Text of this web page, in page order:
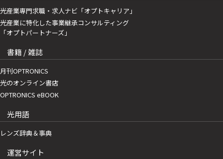
光産業専門求職・求人ナビ「オプトキャリア」
光産業に特化した事業継承コンサルティング
「オプトパートナーズ」
書籍 / 雑誌
月刊OPTRONICS
光のオンライン書店
OPTRONICS eBOOK
光用語
レンズ辞典＆事典
運営サイト